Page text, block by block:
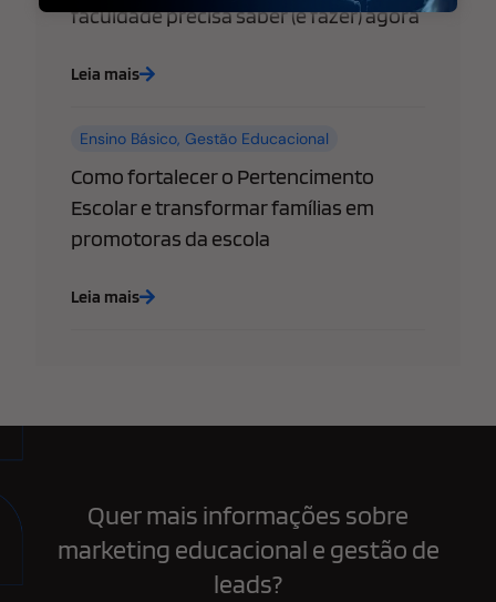
faculdade precisa saber (e fazer) agora
Leia mais
Ensino Básico,Gestão Educacional
Como fortalecer o Pertencimento
Escolar e transformar famílias em
promotoras da escola
Leia mais
Quer mais informações sobre
marketing educacional e gestão de
leads?